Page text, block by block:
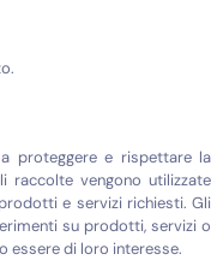
proteggere e rispettare la
raccolte vengono utilizzate
e servizi richiesti. Gli
su prodotti, servizi o
essere di loro interesse.